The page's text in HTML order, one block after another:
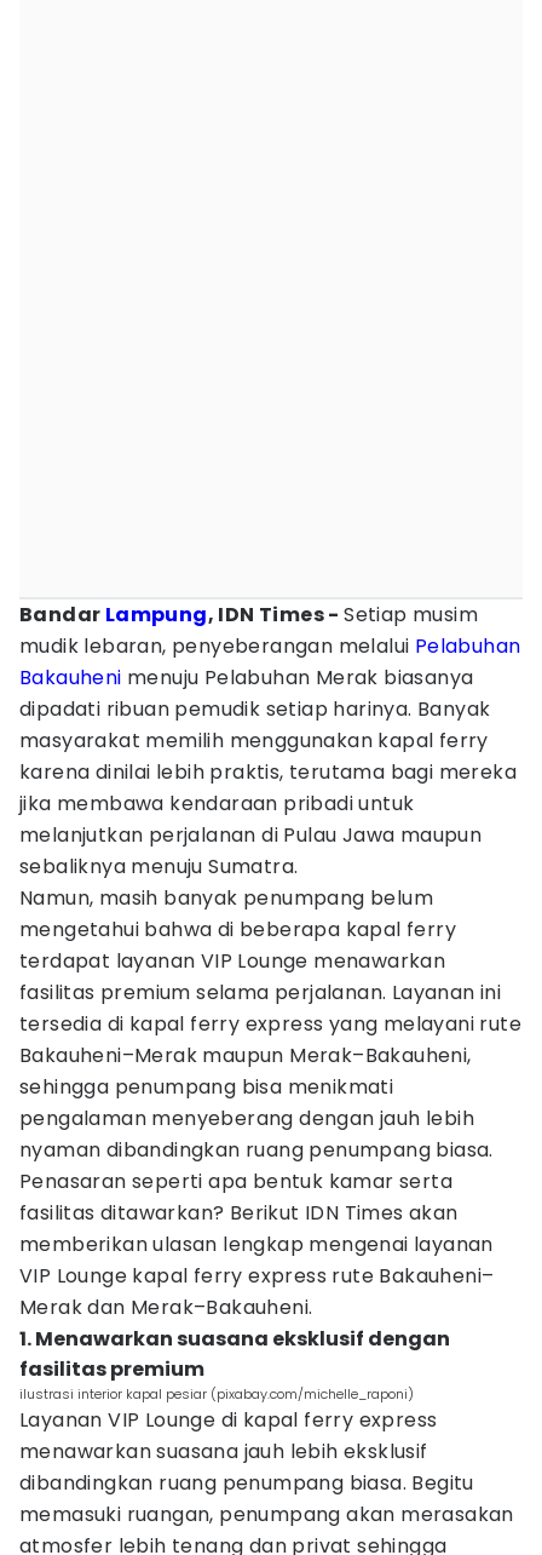
Bandar Lampung, IDN Times -Setiap musim
mudik lebaran, penyeberangan melalui Pelabuhan
Bakauheni menuju Pelabuhan Merak biasanya
dipadati ribuan pemudik setiap harinya. Banyak
masyarakat memilih menggunakan kapal ferry
karena dinilai lebih praktis, terutama bagi mereka
jika membawa kendaraan pribadi untuk
melanjutkan perjalanan di Pulau Jawa maupun
sebaliknya menuju Sumatra.
Namun, masih banyak penumpang belum
mengetahui bahwa di beberapa kapal ferry
terdapat layanan VIP Lounge menawarkan
fasilitas premium selama perjalanan. Layanan ini
tersedia di kapal ferry express yang melayani rute
Bakauheni–Merak maupun Merak–Bakauheni,
sehingga penumpang bisa menikmati
pengalaman menyeberang dengan jauh lebih
nyaman dibandingkan ruang penumpang biasa.
Penasaran seperti apa bentuk kamar serta
fasilitas ditawarkan? Berikut IDN Times akan
memberikan ulasan lengkap mengenai layanan
VIP Lounge kapal ferry express rute Bakauheni–
Merak dan Merak–Bakauheni.
1. Menawarkan suasana eksklusif dengan
fasilitas premium
ilustrasi interior kapal pesiar (pixabay.com/michelle_raponi)
Layanan VIP Lounge di kapal ferry express
menawarkan suasana jauh lebih eksklusif
dibandingkan ruang penumpang biasa. Begitu
memasuki ruangan, penumpang akan merasakan
atmosfer lebih tenang dan privat sehingga